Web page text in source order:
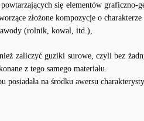
się elementów graficzno-
złożone kompozycje o
(rolnik, kowal, itd.),
zaliczyć guziki surowe, czyli bez
z tego samego materiału.
posiadała na środku awersu